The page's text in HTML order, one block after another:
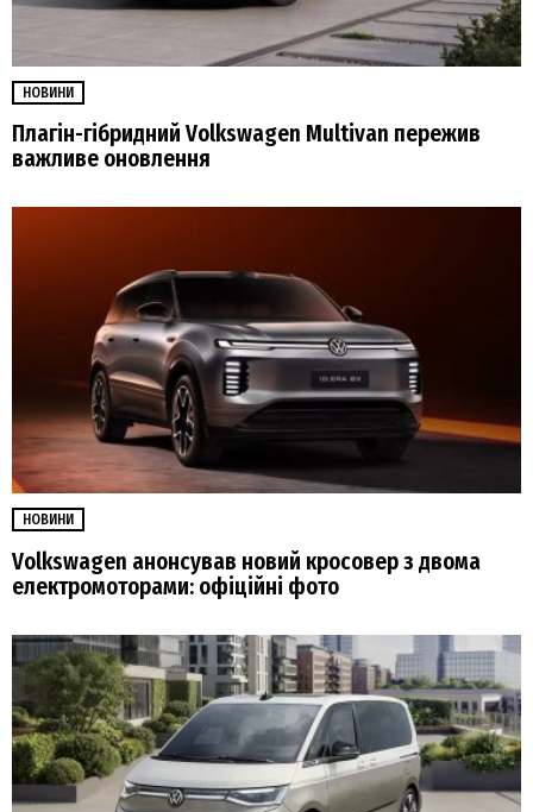
НОВИНИ
Плагін-гібридний Volkswagen Multivan пережив
важливе оновлення
НОВИНИ
Volkswagen анонсував новий кросовер з двома
електромоторами: офіційні фото